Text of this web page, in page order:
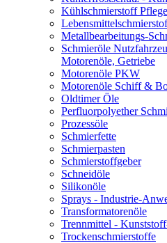
Kühlschmierstoff
Metallbearbeitungs-
Schmieröle
Motorenöle, Getriebe
Motorenöle PKW
Motorenöle Schiff &
Oldtimer Öle
Perfluorpolyether
Prozessöle
Schmierfette
Schmierpasten
Schmierstoffgeber
Schneidöle
Silikonöle
Sprays - Industrie-
Transformatorenöle
Trennmittel -
Trockenschmierstoffe